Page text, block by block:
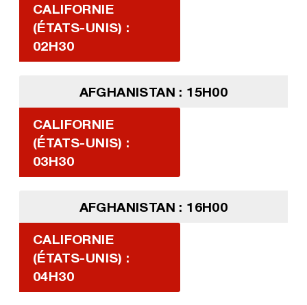
CALIFORNIE
(ÉTATS-UNIS) :
02H30
AFGHANISTAN : 15H00
CALIFORNIE
(ÉTATS-UNIS) :
03H30
AFGHANISTAN : 16H00
CALIFORNIE
(ÉTATS-UNIS) :
04H30